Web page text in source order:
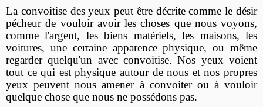
La convoitise des yeux peut être décrite comme le désir
pécheur de vouloir avoir les choses que nous voyons,
comme l'argent, les biens matériels, les maisons, les
voitures, une certaine apparence physique, ou même
regarder quelqu'un avec convoitise. Nos yeux voient
tout ce qui est physique autour de nous et nos propres
yeux peuvent nous amener à convoiter ou à vouloir
quelque chose que nous ne possédons pas.